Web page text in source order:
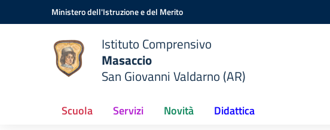
Vai ai contenuti
Vai al menu di navigazioneMinistero dell'Istruzione e del Merito
Istituto Comprensivo
Masaccio
San Giovanni Valdarno (AR)
Scuola Servizi Novità Didattica